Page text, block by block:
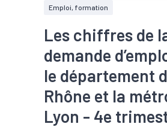
Emploi, formation
Les chiffres de
demande
le département
Rhône et la
Lyon - 4e